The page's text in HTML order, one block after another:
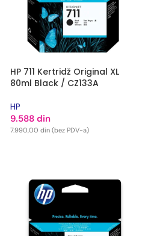
HP 711 Kertridž Original XL
80ml Black / CZ133A
HP
9.588 din
7.990,00 din (bez PDV-a)